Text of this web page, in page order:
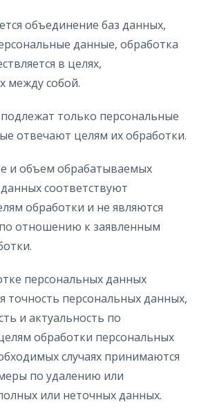
объединение баз данных,
данные, обработка
в целях,
между собой.
только персональные
отвечают целям их обработки.
и объем обрабатываемых
соответствуют
обработки и не являются
отношению к заявленным
персональных данных
точность персональных данных,
и актуальность по
обработки персональных
случаях принимаются
по удалению или
или неточных данных.